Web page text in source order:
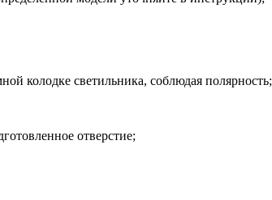
колодке светильника, соблюдая полярность;
отверстие;